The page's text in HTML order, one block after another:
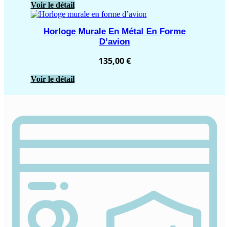
Voir le détail
Horloge Murale En Métal En Forme
D’avion
135,00€
Voir le détail